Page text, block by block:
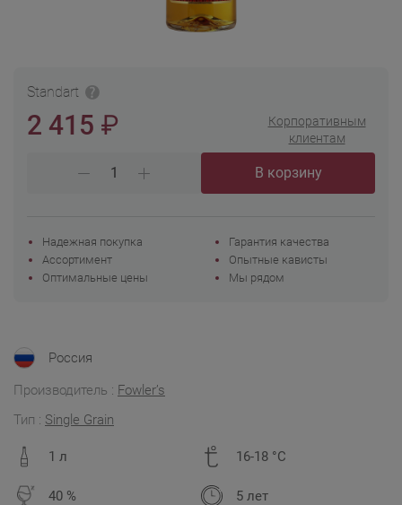
Россия
Производитель : Fowler’s
Тип : Single Grain
1 л 16-18 °C
40 % 5 лет
Standart
2 415 ₽
Корпоративным
клиентам
В корзину
Надежная покупка
Гарантия качества
Ассортимент
Опытные кависты
Оптимальные цены
Мы рядом